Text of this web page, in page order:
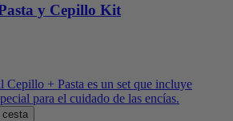
y Cepillo Kit
+ Pasta es un set que incluye
para el cuidado de las encías.
cesta